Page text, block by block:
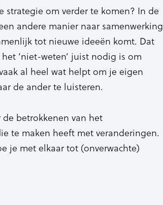
om verder te komen? In de
andere manier naar samenwerking
tot nieuwe ideeën komt. Dat
‘niet-weten’ juist nodig is om
al heel wat helpt om je eigen
de ander te luisteren.
betrokkenen van het
te maken heeft met veranderingen.
je met elkaar tot (onverwachte)